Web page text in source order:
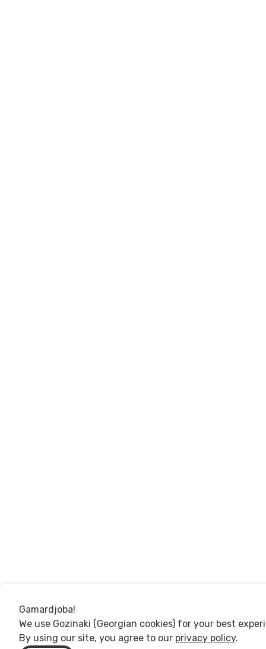
Gamardjoba!
We use Gozinaki (Georgian cookies) for your best
By using our site, you agree to our privacy policy.